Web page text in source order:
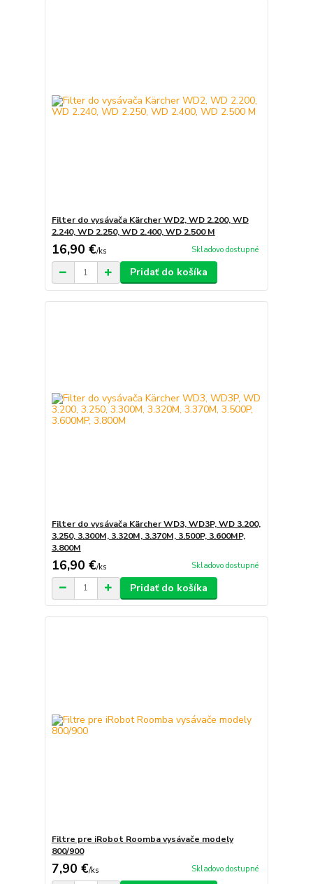
Filter do vysávača Kärcher WD2, WD 2.200, WD
2.240, WD 2.250, WD 2.400, WD 2.500 M
16,90 €/ks Skladovo dostupné
Pridať do košíka
Filter do vysávača Kärcher WD3, WD3P, WD 3.200,
3.250, 3.300M, 3.320M, 3.370M, 3.500P, 3.600MP,
3.800M
16,90 €/ks Skladovo dostupné
Pridať do košíka
Filtre pre iRobot Roomba vysávače modely
800/900
7,90 €/ks Skladovo dostupné